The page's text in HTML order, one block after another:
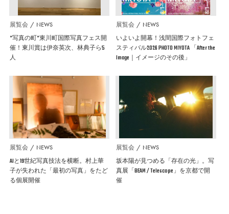
展覧会 NEWS
”写真の町”東川町国際写真フェス開
催！東川賞は伊奈英次、林典子ら5
人
展覧会 NEWS
いよいよ開幕！浅間国際フォトフェ
スティバル2026 PHOTO MIYOTA 「After the
Image｜イメージのその後」
展覧会 NEWS
AIと19世紀写真技法を横断。村上華
子が失われた「最初の写真」をたど
る個展開催
展覧会 NEWS
坂本陽が見つめる「存在の光」。写
真展「BEAM / Telescope」を京都で開
催